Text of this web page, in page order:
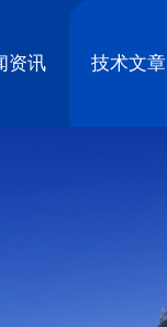
资讯 技术文章